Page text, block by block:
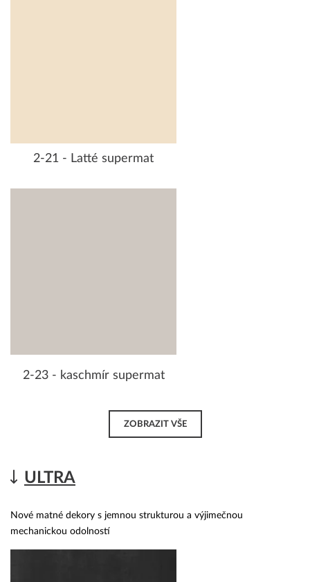
2-21 - Latté supermat
2-23 - kaschmír supermat
ZOBRAZIT VŠE
ULTRA
Nové matné dekory s jemnou strukturou a výjimečnou
mechanickou odolností